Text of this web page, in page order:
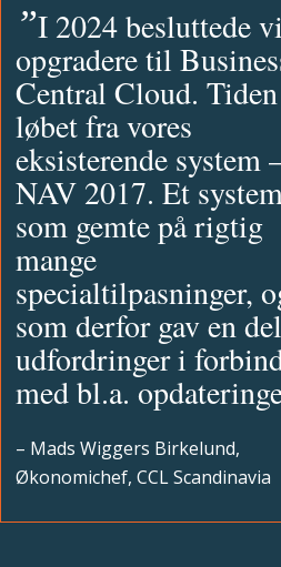
”I 2024 besluttede
opgradere til
Central Cloud.
løbet fra vores
eksisterende system
NAV 2017. Et
som gemte på rigtig
mange
specialtilpasninger,
som derfor gav en del
udfordringer i
med bl.a.
– Mads Wiggers Birkelund,
Økonomichef, CCL Scandinavia